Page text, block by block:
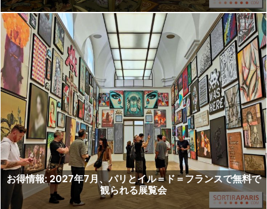
お得情報: 2027年7月、パリとイル＝ド＝フランスで無料で
観られる展覧会